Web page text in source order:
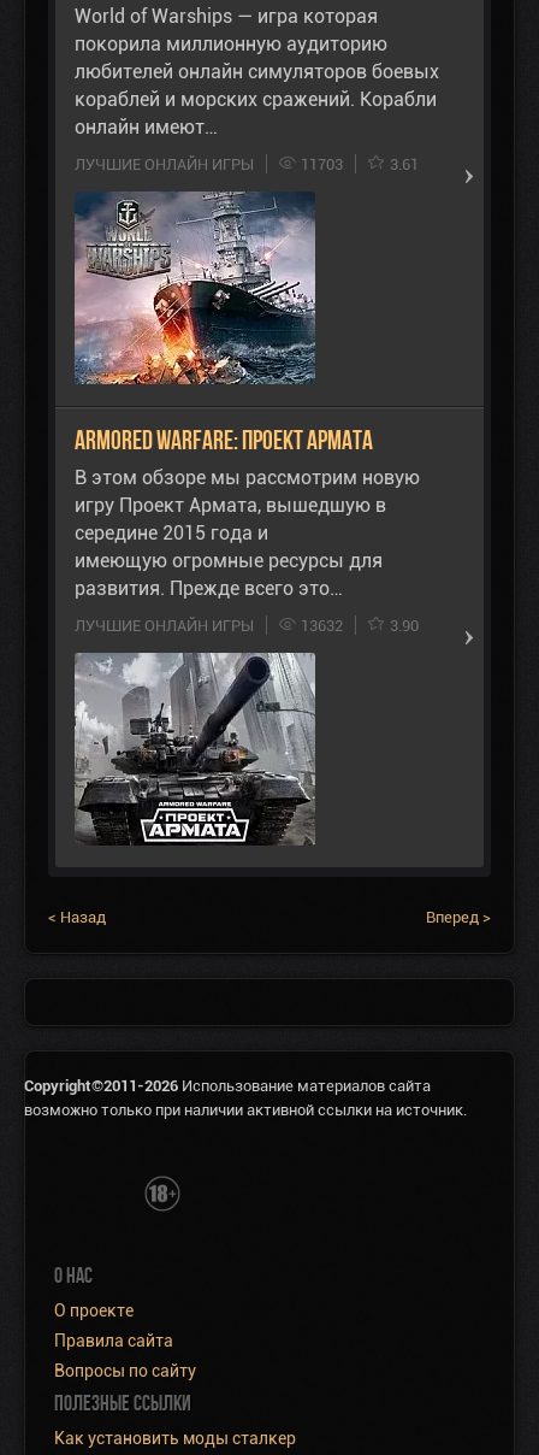
World of Warships — игра которая
покорила миллионную аудиторию
любителей онлайн симуляторов боевых
кораблей и морских сражений. Корабли
онлайн имеют…
ЛУЧШИЕ ОНЛАЙН ИГРЫ 11703 3.61
Armored Warfare: Проект Армата
В этом обзоре мы рассмотрим новую
игру Проект Армата, вышедшую в
середине 2015 года и
имеющую огромные ресурсы для
развития. Прежде всего это…
ЛУЧШИЕ ОНЛАЙН ИГРЫ 13632 3.90
< Назад Вперед >
Copyright©2011-2026 Использование материалов сайта
возможно только при наличии активной ссылки на источник.
О НАС
О проекте
Правила сайта
Вопросы по сайту
ПОЛЕЗНЫЕ ССЫЛКИ
Как установить моды сталкер